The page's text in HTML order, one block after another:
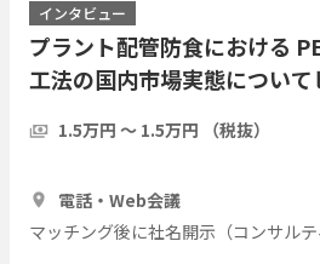
インタビュー
プラント配管防食における
工法の国内市場実態につい
1.5万円 〜 1.5万円 （税抜）
電話・Web会議
マッチング後に社名開示（コンサルテ